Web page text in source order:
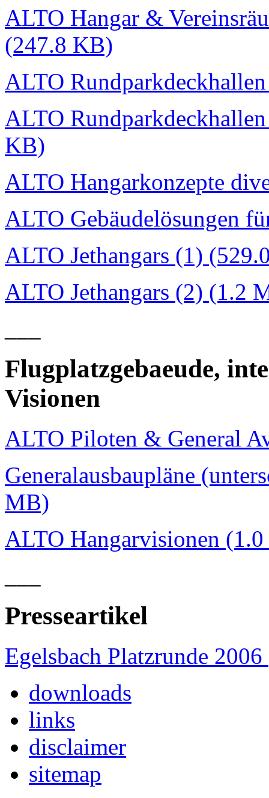
ALTO Hangar &
(247.8 KB)
ALTO
ALTO
KB)
ALTO Hangarkonzepte
ALTO Gebäudelösungen
ALTO Jethangars (1)
ALTO Jethangars (2) (1.2
Flugplatzgebaeude,
Visionen
ALTO Piloten & General
Generalausbaupläne
MB)
ALTO Hangarvisionen
Presseartikel
Egelsbach Platzrunde
downloads
links
disclaimer
sitemap